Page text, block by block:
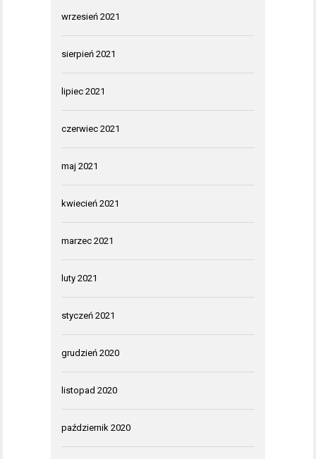
wrzesień 2021
sierpień 2021
lipiec 2021
czerwiec 2021
maj 2021
kwiecień 2021
marzec 2021
luty 2021
styczeń 2021
grudzień 2020
listopad 2020
październik 2020